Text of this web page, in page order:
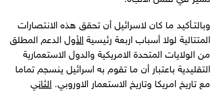
وبالتـأكيد ما كان لاسرائيل أن تحقق هذه الانتصارات
المتتالية لولا أسباب اربعة رئيسية الأول الدعم المطلق
من الولايات المتحدة الامريكية والدول الاستعمارية
التقليدية باعتبار أن ما تقوم به اسرائيل ينسجم تماما
مع تاريخ امريكا وتاريخ الاستعمار الاوروبي. الثاني